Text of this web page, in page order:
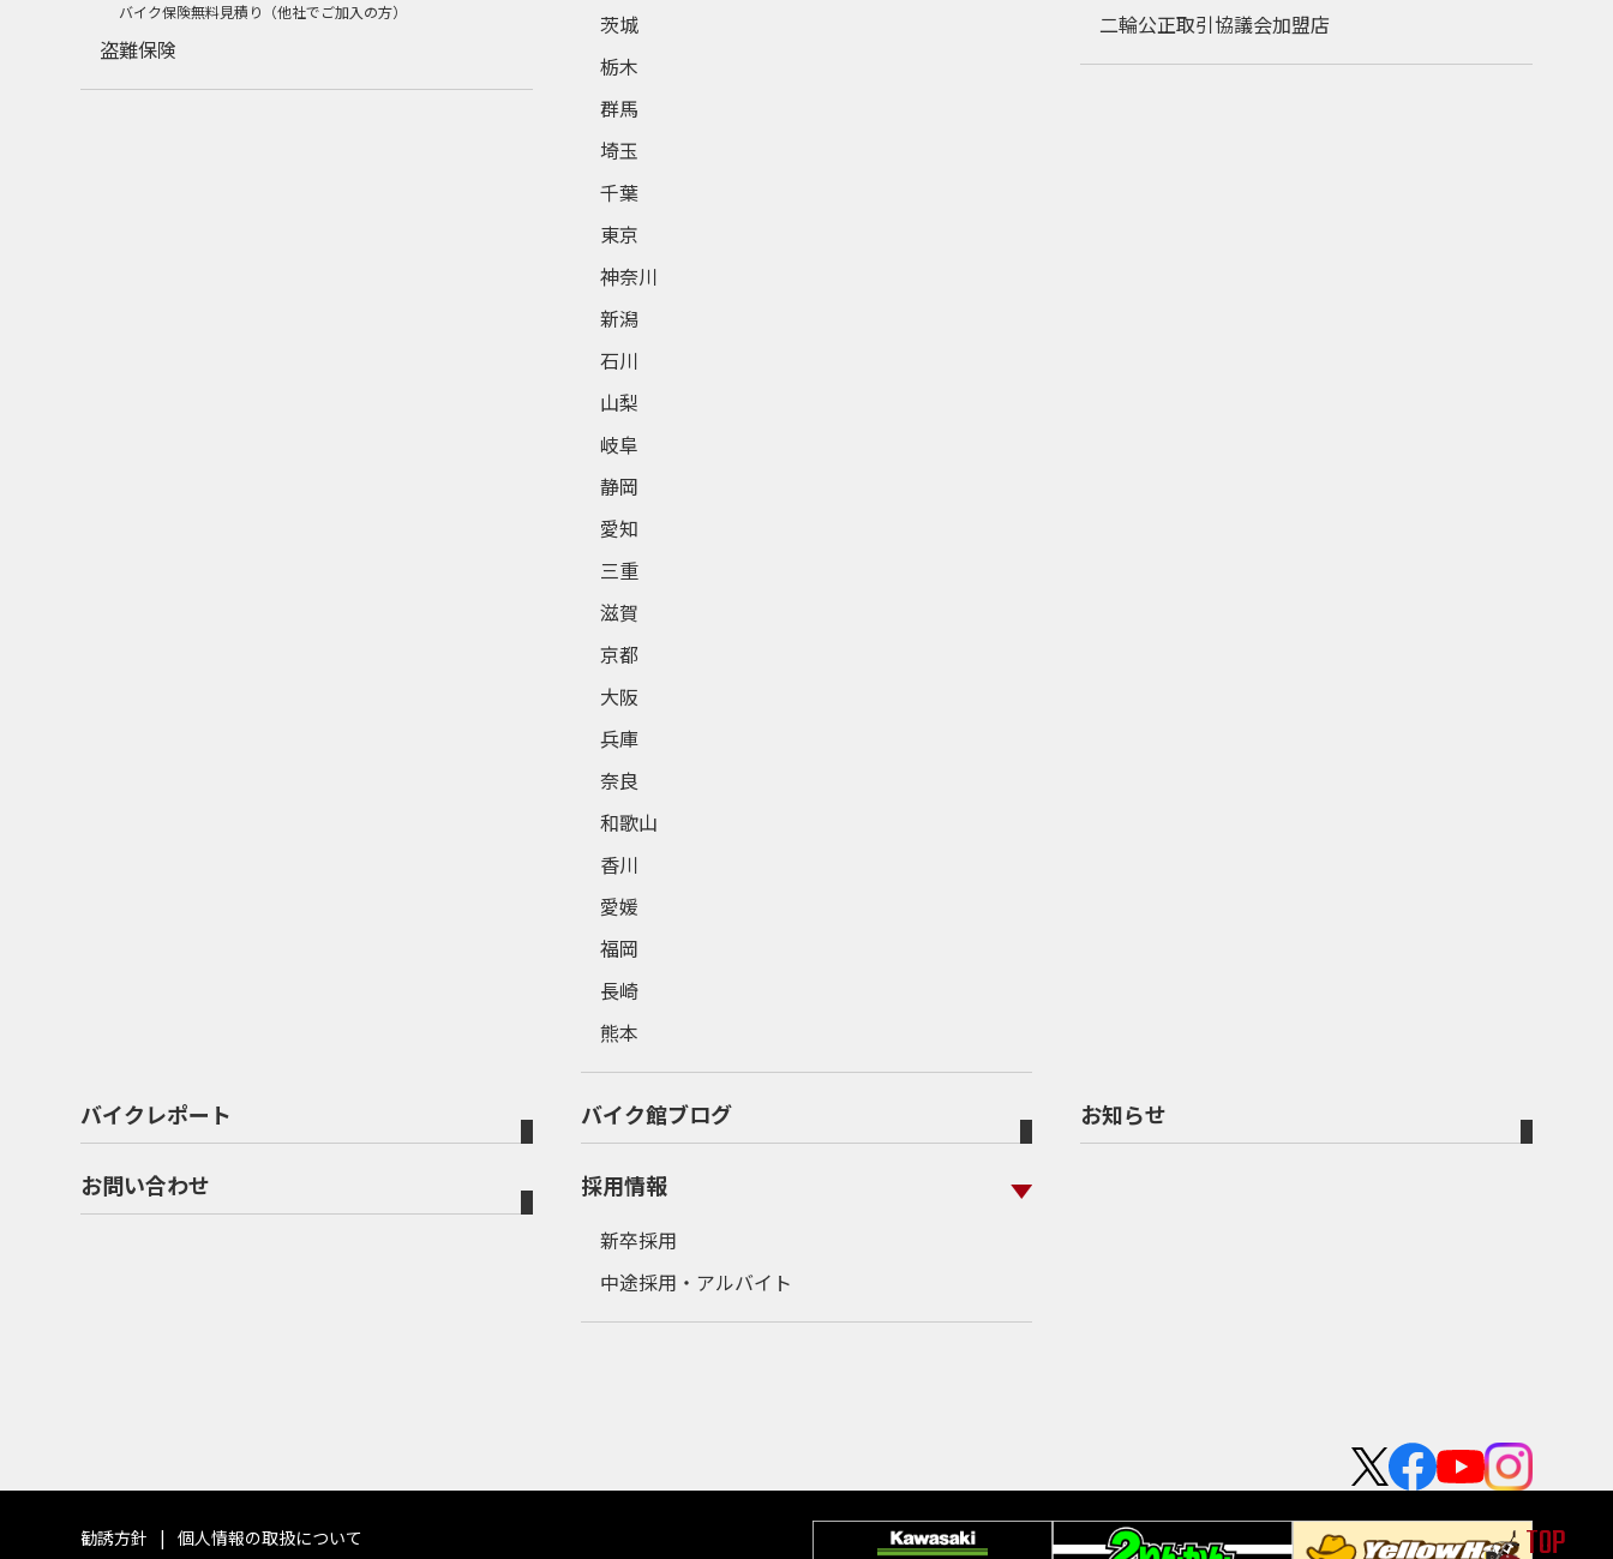
バイク保険無料見積り（他社でご加入の方）
盗難保険
茨城
栃木
群馬
埼玉
千葉
東京
神奈川
新潟
石川
山梨
岐阜
静岡
愛知
三重
滋賀
京都
大阪
兵庫
奈良
和歌山
香川
愛媛
福岡
長崎
熊本
二輪公正取引協議会加盟店
バイクレポート バイク館ブログ お知らせ
お問い合わせ 採用情報
新卒採用
中途採用・アルバイト
TOP
勧誘方針 個人情報の取扱について